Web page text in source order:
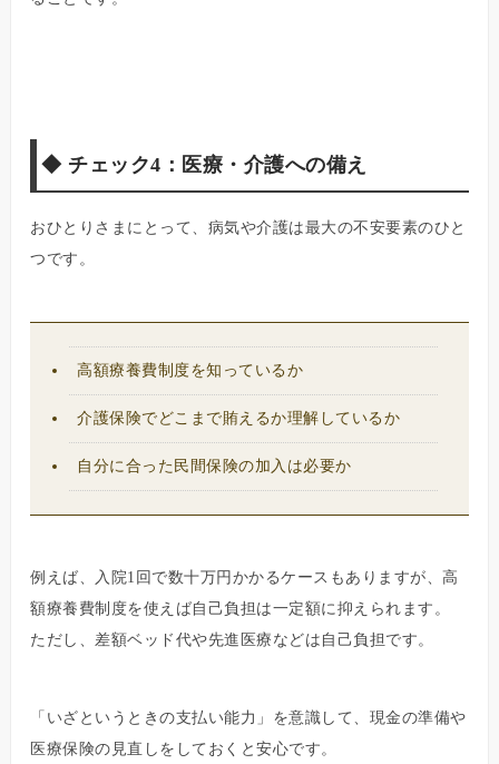
◆ チェック4：医療・介護への備え
おひとりさまにとって、病気や介護は最大の不安要素のひと
つです。
高額療養費制度を知っているか
介護保険でどこまで賄えるか理解しているか
自分に合った民間保険の加入は必要か
例えば、入院1回で数十万円かかるケースもありますが、高
額療養費制度を使えば自己負担は一定額に抑えられます。
ただし、差額ベッド代や先進医療などは自己負担です。
「いざというときの支払い能力」を意識して、現金の準備や
医療保険の見直しをしておくと安心です。